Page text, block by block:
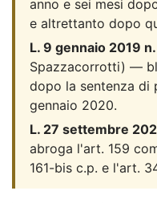
anno e sei mesi
e altrettanto dopo
L. 9 gennaio 2019
Spazzacorrotti) —
dopo la sentenza di
gennaio 2020.
L. 27 settembre
abroga l'art. 159
161-bis c.p. e l'art.